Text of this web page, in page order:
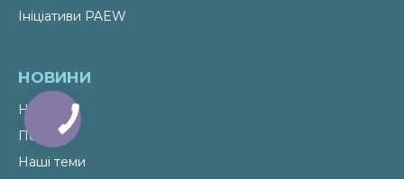
Ініціативи PAEW
НОВИНИ
Новини
Події
Наші теми